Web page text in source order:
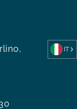
IT